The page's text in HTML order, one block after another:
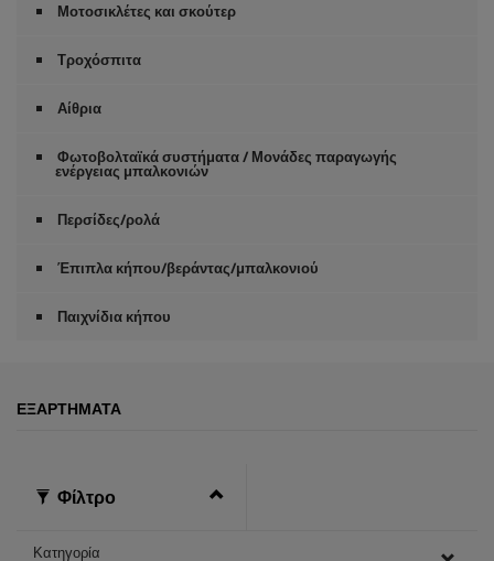
Μοτοσικλέτες και σκούτερ
Τροχόσπιτα
Αίθρια
Φωτοβολταϊκά συστήματα / Μονάδες παραγωγής
ενέργειας μπαλκονιών
Περσίδες/ρολά
Έπιπλα κήπου/βεράντας/μπαλκονιού
Παιχνίδια κήπου
ΕΞΑΡΤΉΜΑΤΑ
Φίλτρο
Κατηγορία